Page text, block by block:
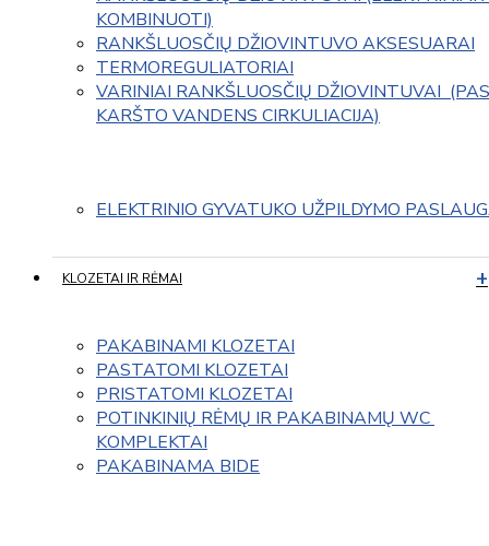
KOMBINUOTI)
RANKŠLUOSČIŲ DŽIOVINTUVO AKSESUARAI
TERMOREGULIATORIAI
VARINIAI RANKŠLUOSČIŲ DŽIOVINTUVAI
KARŠTO VANDENS CIRKULIACIJA)
ELEKTRINIO GYVATUKO UŽPILDYMO
KLOZETAI IR RĖMAI
PAKABINAMI KLOZETAI
PASTATOMI KLOZETAI
PRISTATOMI KLOZETAI
POTINKINIŲ RĖMŲ IR PAKABINAMŲ WC
KOMPLEKTAI
PAKABINAMA BIDE